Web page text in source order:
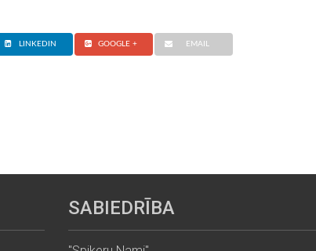
LINKEDIN GOOGLE + EMAIL
SABIEDRĪBA